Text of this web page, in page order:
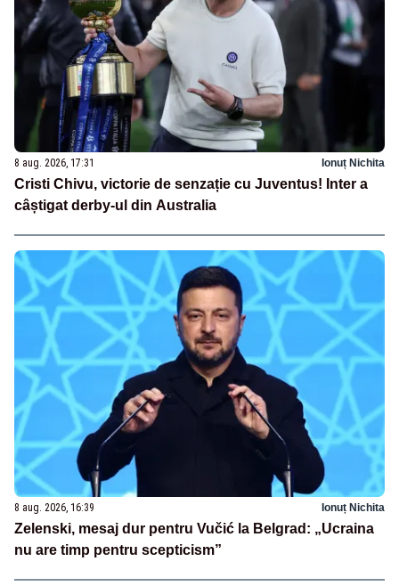
8 aug. 2026, 17:31 Ionuț Nichita
Cristi Chivu, victorie de senzație cu Juventus! Inter a
câștigat derby-ul din Australia
8 aug. 2026, 16:39 Ionuț Nichita
Zelenski, mesaj dur pentru Vučić la Belgrad: „Ucraina
nu are timp pentru scepticism”